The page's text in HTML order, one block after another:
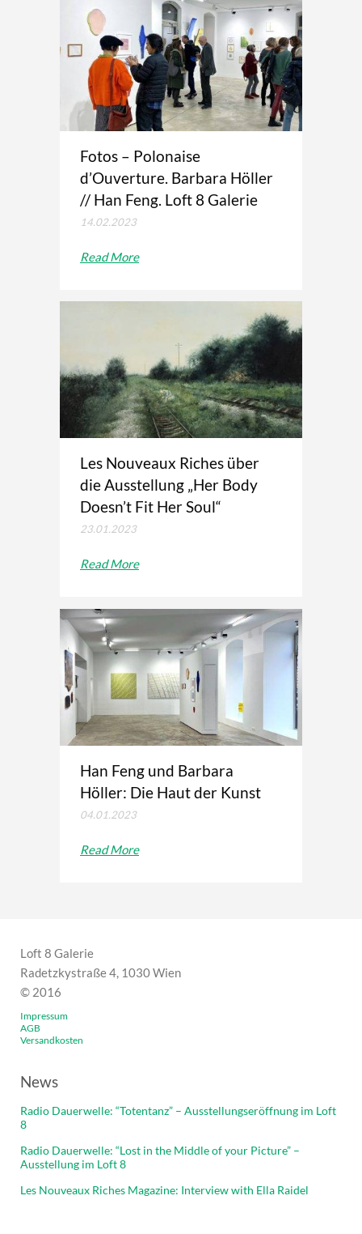
Fotos – Polonaise
d’Ouverture. Barbara Höller
// Han Feng. Loft 8 Galerie
14.02.2023
Read More
Les Nouveaux Riches über
die Ausstellung „Her Body
Doesn’t Fit Her Soul“
23.01.2023
Read More
Han Feng und Barbara
Höller: Die Haut der Kunst
04.01.2023
Read More
Loft 8 Galerie
Radetzkystraße 4, 1030 Wien
© 2016
Impressum
AGB
Versandkosten
News
Radio Dauerwelle: “Totentanz” – Ausstellungseröffnung im Loft
8
Radio Dauerwelle: “Lost in the Middle of your Picture” –
Ausstellung im Loft 8
Les Nouveaux Riches Magazine: Interview with Ella Raidel